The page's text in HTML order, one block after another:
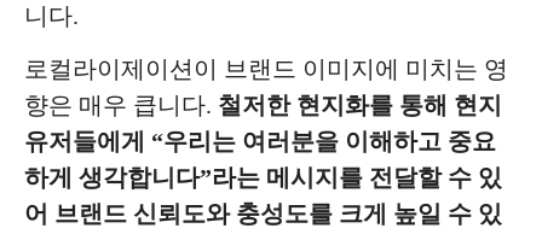
니다.
로컬라이제이션이 브랜드 이미지에 미치는 영
향은 매우 큽니다. 철저한 현지화를 통해 현지
유저들에게 “우리는 여러분을 이해하고 중요
하게 생각합니다”라는 메시지를 전달할 수 있
어 브랜드 신뢰도와 충성도를 크게 높일 수 있